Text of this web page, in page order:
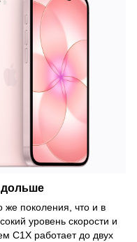
дольше
же поколения, что и в
уровень скорости и
C1X работает до двух